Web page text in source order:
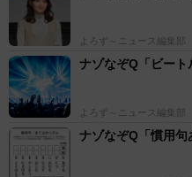
よろず～ニュース編集部
ナゾなぞQ「ビート
よろず～ニュース編集部
ナゾなぞQ「慣用句